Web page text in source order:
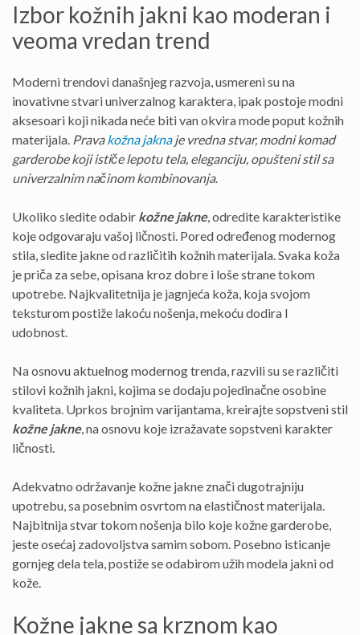
Izbor kožnih jakni kao moderan i
veoma vredan trend
Moderni trendovi današnjeg razvoja, usmereni su na
inovativne stvari univerzalnog karaktera, ipak postoje modni
aksesoari koji nikada neće biti van okvira mode poput kožnih
materijala. Prava kožna jakna je vredna stvar, modni komad
garderobe koji ističe lepotu tela, eleganciju, opušteni stil sa
univerzalnim načinom kombinovanja.
Ukoliko sledite odabir kožne jakne, odredite karakteristike
koje odgovaraju vašoj ličnosti. Pored određenog modernog
stila, sledite jakne od različitih kožnih materijala. Svaka koža
je priča za sebe, opisana kroz dobre i loše strane tokom
upotrebe. Najkvalitetnija je jagnjeća koža, koja svojom
teksturom postiže lakoću nošenja, mekoću dodira I
udobnost.
Na osnovu aktuelnog modernog trenda, razvili su se različiti
stilovi kožnih jakni, kojima se dodaju pojedinačne osobine
kvaliteta. Uprkos brojnim varijantama, kreirajte sopstveni stil
kožne jakne, na osnovu koje izražavate sopstveni karakter
ličnosti.
Adekvatno održavanje kožne jakne znači dugotrajniju
upotrebu, sa posebnim osvrtom na elastičnost materijala.
Najbitnija stvar tokom nošenja bilo koje kožne garderobe,
jeste osećaj zadovoljstva samim sobom. Posebno isticanje
gornjeg dela tela, postiže se odabirom užih modela jakni od
kože.
Kožne jakne sa krznom kao